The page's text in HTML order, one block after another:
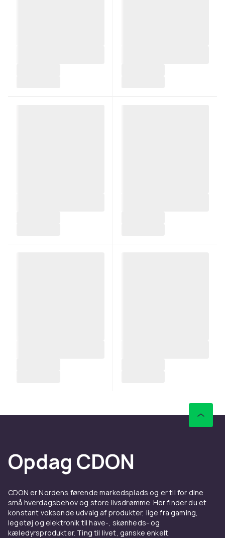
Opdag CDON
CDON er Nordens førende markedsplads og er til for dine
små hverdagsbehov og store livsdrømme. Her finder du et
konstant voksende udvalg af produkter, lige fra gaming,
legetøj og elektronik til have-, skønheds- og
kæledyrsprodukter. Ting til livet, ganske enkelt.